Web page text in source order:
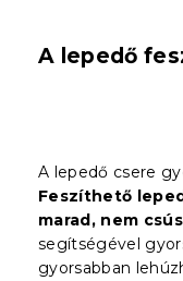
A lepedő
A lepedő csere
Feszíthető
marad, nem
segítségével
gyorsabban